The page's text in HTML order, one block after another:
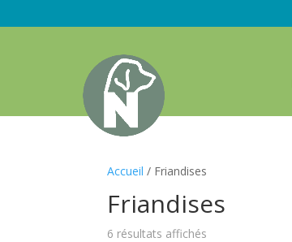
Accueil / Friandises
Friandises
6 résultats affichés